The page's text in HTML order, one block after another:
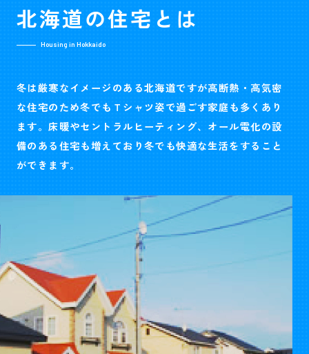
北海道の住宅とは
Housing in Hokkaido
冬は厳寒なイメージのある北海道ですが高断熱・高気密
な住宅のため冬でもＴシャツ姿で過ごす家庭も多くあり
ます。床暖やセントラルヒーティング、オール電化の設
備のある住宅も増えており冬でも快適な生活をすること
ができます。